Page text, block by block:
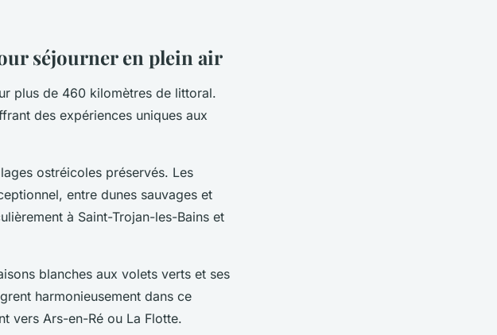
séjourner en plein air
plus de 460 kilomètres de littoral.
des expériences uniques aux
ostréicoles préservés. Les
entre dunes sauvages et
à Saint-Trojan-les-Bains et
blanches aux volets verts et ses
harmonieusement dans ce
vers Ars-en-Ré ou La Flotte.